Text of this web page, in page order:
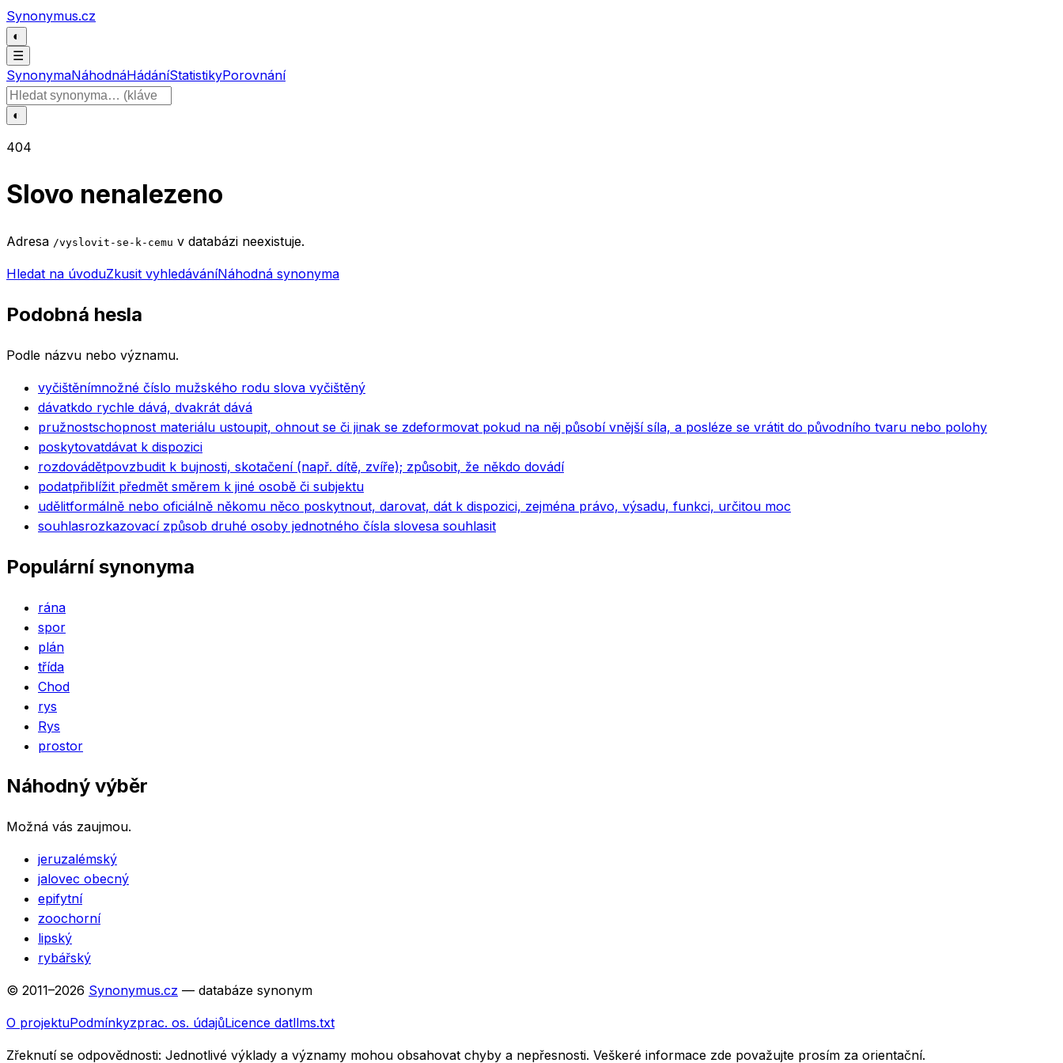
Přeskočit na obsah
Synonymus.cz
◐
☰
SynonymaNáhodnáHádáníStatistikyPorovnání
Hledat slovo
◐
404
Slovo nenalezeno
Adresa /vyslovit-se-k-cemu v databázi neexistuje.
Hledat na úvoduZkusit vyhledáváníNáhodná synonyma
Podobná hesla
Podle názvu nebo významu.
vyčištěnímnožné číslo mužského rodu slova vyčištěný
dávatkdo rychle dává, dvakrát dává
pružnostschopnost materiálu ustoupit, ohnout se či jinak se zdeformovat pokud na něj působí vnější síla, a posléze se vrátit do původního tvaru nebo polohy
poskytovatdávat k dispozici
rozdovádětpovzbudit k bujnosti, skotačení (např. dítě, zvíře); způsobit, že někdo dovádí
podatpřiblížit předmět směrem k jiné osobě či subjektu
udělitformálně nebo oficiálně někomu něco poskytnout, darovat, dát k dispozici, zejména právo, výsadu, funkci, určitou moc
souhlasrozkazovací způsob druhé osoby jednotného čísla slovesa souhlasit
Populární synonyma
rána
spor
plán
třída
Chod
rys
Rys
prostor
Náhodný výběr
Možná vás zaujmou.
jeruzalémský
jalovec obecný
epifytní
zoochorní
lipský
rybářský
© 2011–2026 Synonymus.cz — databáze synonym
O projektuPodmínkyzprac. os. údajůLicence datllms.txt
Zřeknutí se odpovědnosti: Jednotlivé výklady a významy mohou obsahovat chyby a nepřesnosti. Veškeré informace zde považujte prosím za orientační.